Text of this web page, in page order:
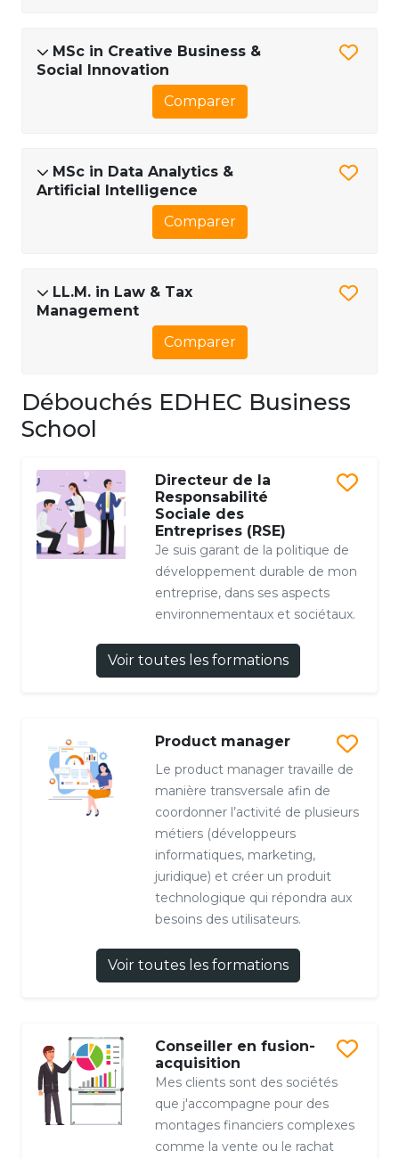
MSc in Creative Business &
Social Innovation
Comparer
MSc in Data Analytics &
Artificial Intelligence
Comparer
LL.M. in Law & Tax
Management
Comparer
Débouchés EDHEC Business
School
Directeur de la
Responsabilité
Sociale des
Entreprises (RSE)
Je suis garant de la politique de
développement durable de mon
entreprise, dans ses aspects
environnementaux et sociétaux.
Voir toutes les formations
Product manager
Le product manager travaille de
manière transversale afin de
coordonner l’activité de plusieurs
métiers (développeurs
informatiques, marketing,
juridique) et créer un produit
technologique qui répondra aux
besoins des utilisateurs.
Voir toutes les formations
Conseiller en fusion-
acquisition
Mes clients sont des sociétés
que j'accompagne pour des
montages financiers complexes
comme la vente ou le rachat